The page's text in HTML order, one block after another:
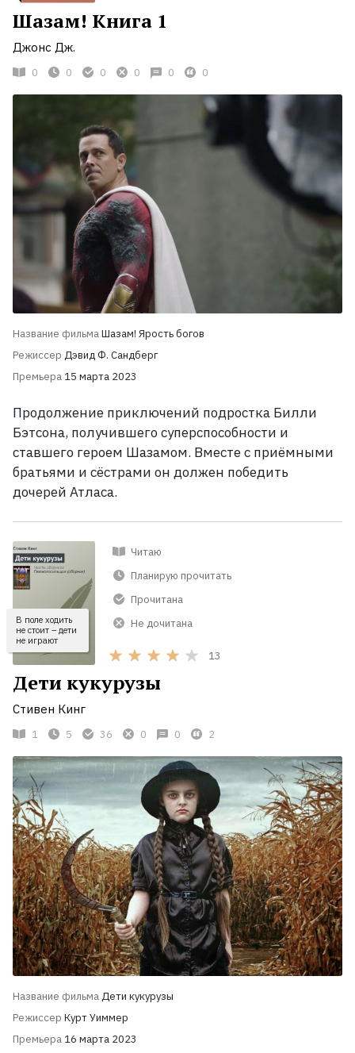
Шазам! Книга 1
Джонс Дж.
0 0 0 0 0 0
Название фильмаШазам! Ярость богов
Режиссер Дэвид Ф. Сандберг
Премьера 15 марта 2023
Продолжение приключений подростка Билли
Бэтсона, получившего суперспособности и
ставшего героем Шазамом. Вместе с приёмными
братьями и сёстрами он должен победить
дочерей Атласа.
В поле ходить
не стоит – дети
не играют
Читаю
Планирую прочитать
Прочитана
Не дочитана
13
Дети кукурузы
Стивен Кинг
1 5 36 0 0 2
Название фильмаДети кукурузы
Режиссер Курт Уиммер
Премьера 16 марта 2023